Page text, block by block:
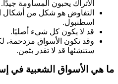
الأتراك يحبون المساومة جيدًا.
التفاوض هو شكل من أشكال
اسطنبول.
قد لا يكون كل شيء أصليًا.
وقد تكون الأسواق مزدحمة،
ستنشئها قد لا تقدر بثمن.
ما هي الأسواق الشعبية في